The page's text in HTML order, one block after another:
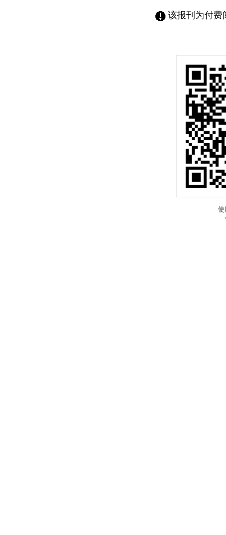
该报刊为付费